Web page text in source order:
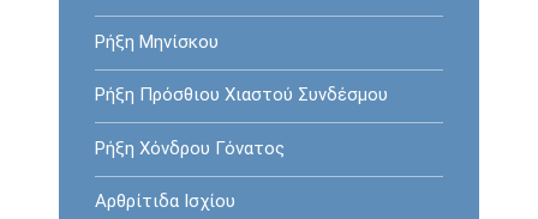
Ρήξη Mηνίσκου
Ρήξη Πρόσθιου Χιαστού Συνδέσμου
Ρήξη Χόνδρου Γόνατος
Αρθρίτιδα Ισχίου